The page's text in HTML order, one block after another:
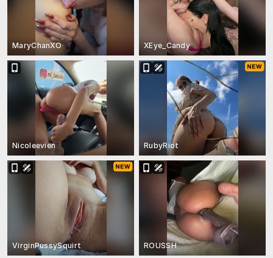
MaryChanXO XEye_Candy
Nicoleevien RubyRiot
VirginPussySquirt ROUSSH